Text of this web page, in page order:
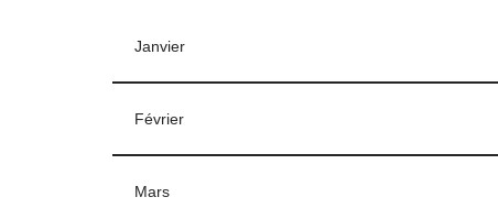
Janvier
Février
Mars